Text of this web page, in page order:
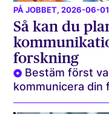
PÅ JOBBET, 2026-06-01
Så kan du
forskning
Bestäm först
kommunicera din